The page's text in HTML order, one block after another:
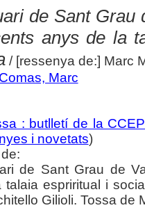
de Sant Grau
anys de la
/ [ressenya de:] Marc
Marc
: butlletí de la
i novetats)
de Sant Grau de
talaia espriritual i
Gilioli. Tossa de